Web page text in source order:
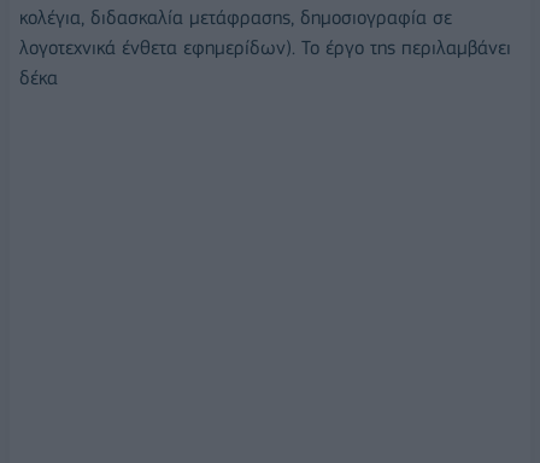
κολέγια, διδασκαλία µετάφρασης, δηµοσιογραφία σε
λογοτεχνικά ένθετα εφηµερίδων). Το έργο της περιλαµβάνει
δέκα